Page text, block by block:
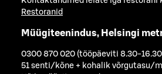
Restoranid
Müügiteenindus, Helsingi
0300 870 020 (tööpäeviti 8.30-
51 senti/kõne + kohalik võrgutasu/